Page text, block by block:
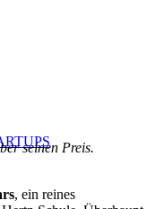
seinen Preis.
, ein reines